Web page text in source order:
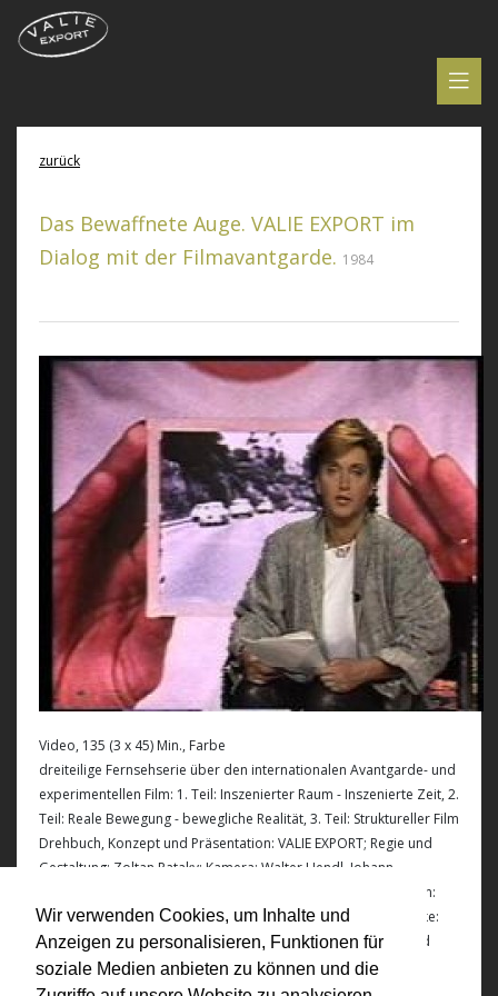
Wir verwenden Cookies, um Inhalte und
Anzeigen zu personalisieren, Funktionen für
soziale Medien anbieten zu können und die
zurück
Das Bewaffnete Auge. VALIE EXPORT im
Dialog mit der Filmavantgarde. 1984
Video, 135 (3 x 45) Min., Farbe
dreiteilige Fernsehserie über den internationalen Avantgarde- und
experimentellen Film: 1. Teil: Inszenierter Raum - Inszenierte Zeit, 2.
Teil: Reale Bewegung - bewegliche Realität, 3. Teil: Struktureller Film
Drehbuch, Konzept und Präsentation: VALIE EXPORT; Regie und
Gestaltung: Zoltan Pataky; Kamera: Walter Hendl, Johann
Weninger, Hans Georg Havlik; Bildschnitt: Rudolf Pfabigan; Ton:
Johann Riedl; MAZ Technik: Hannes Wusta, Heinz Lahner; Maske:
Lucia Laskaris; Bauten: Adolf Smalix; Produktionsleitung: Ewald
Hontsch; Produktion: ORF/ Kunststücke, Redaktion: Wolfgang
Ainberger, Wolfgang Lorenz